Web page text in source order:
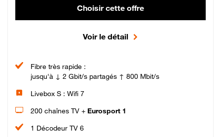
Choisir cette offre
Voir le détail
Fibre très rapide :
jusqu'à ↓ 2 Gbit/s partagés ↑ 800 Mbit/s
Livebox S : Wifi 7
200 chaînes TV + Eurosport 1
1 Décodeur TV 6